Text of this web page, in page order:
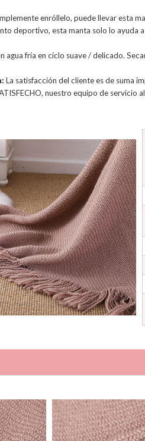
enróllelo, puede llevar esta
deportivo, esta manta solo lo ayuda
agua fría en ciclo suave / delicado.
La satisfacción del cliente es de suma
nuestro equipo de servicio